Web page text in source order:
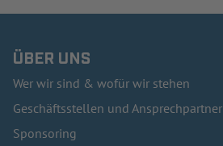
ÜBER UNS
Wer wir sind & wofür wir stehen
Geschäftsstellen und Ansprechpartner
Sponsoring